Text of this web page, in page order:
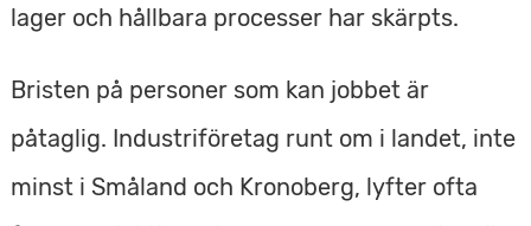
nlager och hållbara processer har skärpts.
Bristen på personer som kan jobbet är
påtaglig. Industriföretag runt om i landet, inte
minst i Småland och Kronoberg, lyfter ofta